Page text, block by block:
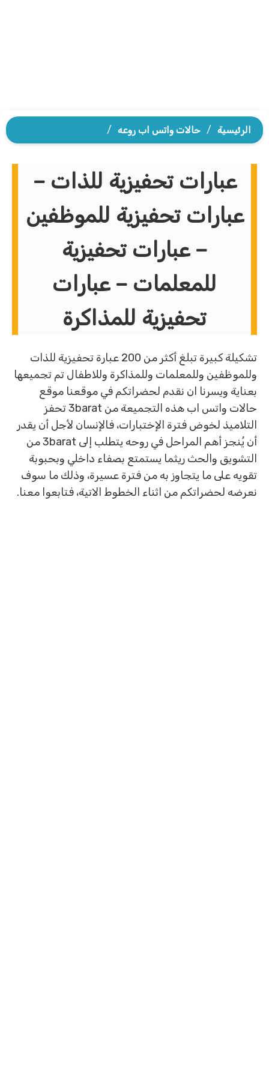
الرئيسية / حالات واتس اب روعه /
عبارات تحفيزية للذات –
عبارات تحفيزية للموظفين
– عبارات تحفيزية
للمعلمات – عبارات
تحفيزية للمذاكرة
تشكيلة كبيرة تبلغ أكثر من 200 عبارة تحفيزية للذات
وللموظفين وللمعلمات وللمذاكرة وللاطفال تم تجميعها
بعناية ويسرنا ان نقدم لحضراتكم في موقعنا موقع
حالات واتس اب هذه التجميعة من 3barat تحفز
التلاميذ لخوض فترة الإختبارات، فالإنسان لأجل أن يقدر
أن يُنجز أهم المراحل في روحه يتطلب إلى 3barat من
التشويق والحث ريثما يستمتع بصفاء داخلي وبحبوبة
تقويه على ما يتجاوز به من فترة عسيرة، وذلك ما سوف
نعرضه لحضراتكم من اثناء الخطوط الاتية، فتابعوا معنا.